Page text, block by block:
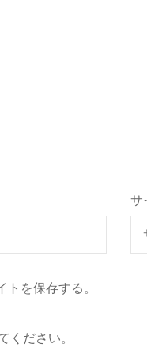
サ
を保存する。
ください。